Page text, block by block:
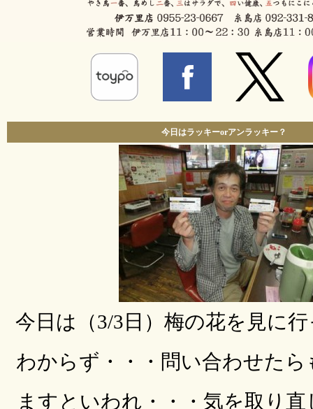
今日はラッキーorアンラッキー？
今日は（3/3日）梅の花を見に
わからず・・・問い合わせた
ますといわれ・・・気を取り